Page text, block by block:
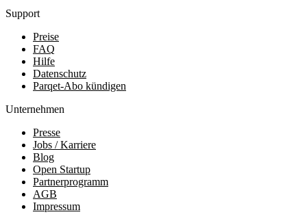
Support
Preise
FAQ
Hilfe
Datenschutz
Parqet-Abo kündigen
Unternehmen
Presse
Jobs / Karriere
Blog
Open Startup
Partnerprogramm
AGB
Impressum